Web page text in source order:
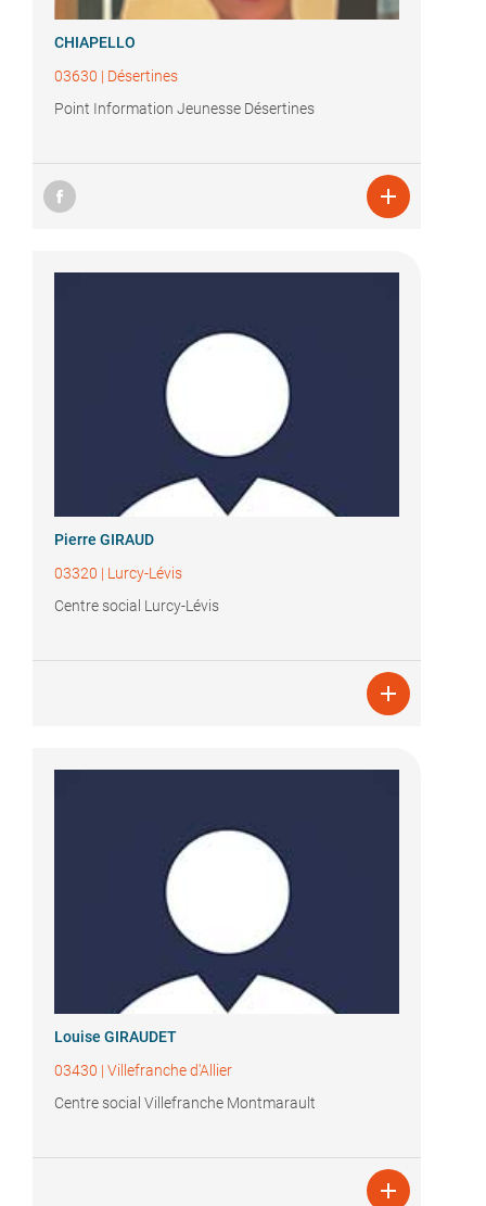
CHIAPELLO
03630 | Désertines
Point Information Jeunesse Désertines

Pierre GIRAUD
03320 | Lurcy-Lévis
Centre social Lurcy-Lévis

Louise GIRAUDET
03430 | Villefranche d'Allier
Centre social Villefranche Montmarault
